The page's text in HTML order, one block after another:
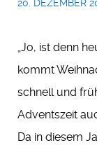
20. DEZEMBER
„Jo, ist denn
kommt
schnell und
Adventszeit
Da in diesem